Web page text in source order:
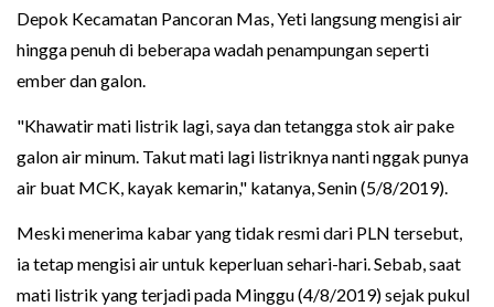
Depok Kecamatan Pancoran Mas, Yeti langsung mengisi air
hingga penuh di beberapa wadah penampungan seperti
ember dan galon.
"Khawatir mati listrik lagi, saya dan tetangga stok air pake
galon air minum. Takut mati lagi listriknya nanti nggak punya
air buat MCK, kayak kemarin," katanya, Senin (5/8/2019).
Meski menerima kabar yang tidak resmi dari PLN tersebut,
ia tetap mengisi air untuk keperluan sehari-hari. Sebab, saat
mati listrik yang terjadi pada Minggu (4/8/2019) sejak pukul